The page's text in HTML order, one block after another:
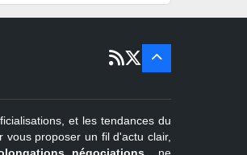
15 sept
sept
sept
er
juil -
31 août
et les tendances du
proposer un fil d'actu clair,